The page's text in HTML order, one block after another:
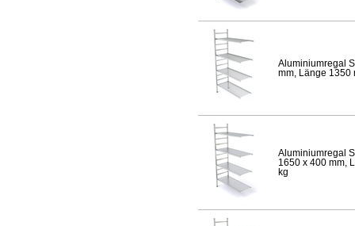
Aluminiumregal
mm, Länge 1350
Aluminiumregal
1650 x 400 mm,
kg